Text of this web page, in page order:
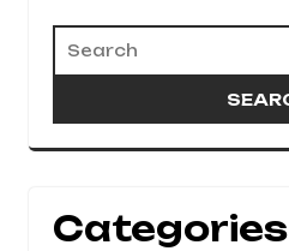
Categories